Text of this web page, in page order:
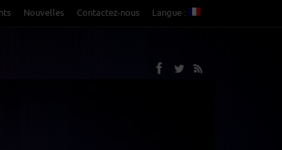
Nouvelles Contactez-nous Langue :